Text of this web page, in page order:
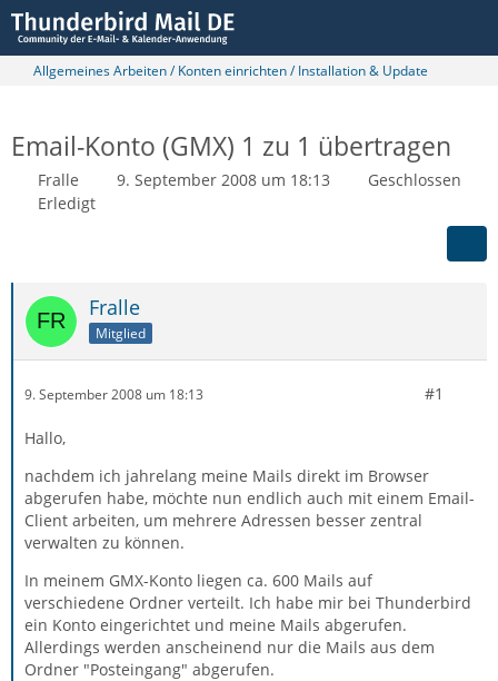
Allgemeines Arbeiten / Konten einrichten / Installation & Update
Email-Konto (GMX) 1 zu 1 übertragen
Fralle 9. September 2008 um 18:13
Geschlossen
Erledigt
Fralle
Mitglied
9. September 2008 um 18:13 #1
Hallo,
nachdem ich jahrelang meine Mails direkt im Browser
abgerufen habe, möchte nun endlich auch mit einem Email-
Client arbeiten, um mehrere Adressen besser zentral
verwalten zu können.
In meinem GMX-Konto liegen ca. 600 Mails auf
verschiedene Ordner verteilt. Ich habe mir bei Thunderbird
ein Konto eingerichtet und meine Mails abgerufen.
Allerdings werden anscheinend nur die Mails aus dem
Ordner "Posteingang" abgerufen.